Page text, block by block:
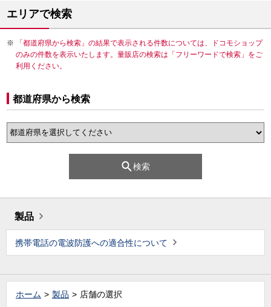
エリアで検索
「都道府県から検索」の結果で表示される件数については、ドコモショップ
のみの件数を表示いたします。量販店の検索は「フリーワードで検索」をご
利用ください。
都道府県から検索
検索
製品
携帯電話の電波防護への適合性について
ホーム 製品 店舗の選択